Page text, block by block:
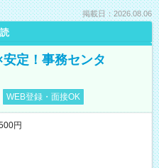
掲載日：2026.08.06
安定！事務センタ
WEB登録・面接OK
円